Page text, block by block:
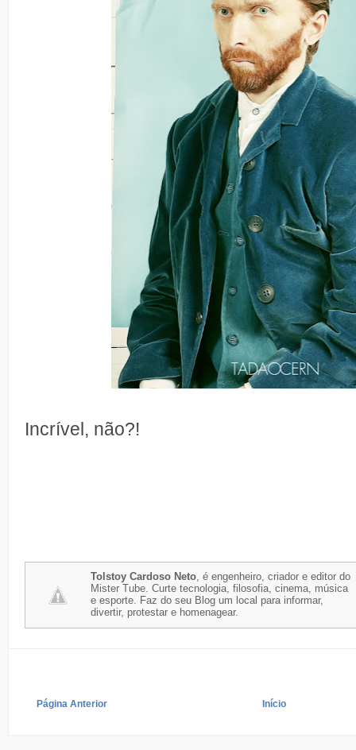
Incrível, não?!
Tolstoy Cardoso Neto, é engenheiro, criador e editor do
Mister Tube. Curte tecnologia, filosofia, cinema, música
e esporte. Faz do seu Blog um local para informar,
divertir, protestar e homenagear.
Página Anterior Início